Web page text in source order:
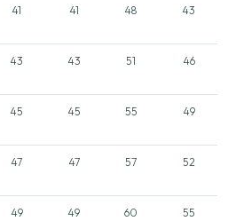
41 41 48 43
43 43 51 46
45 45 55 49
47 47 57 52
49 49 60 55